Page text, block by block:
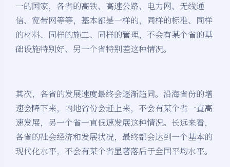
一的国家，各省的高铁、高速公路、电力网、无线通
信、宽带网等等，基本都是一样的，同样的标准、同样
的材料、同样的施工、同样的管理，不会有某个省的基
础设施特别好、另一个省特别差这种情况。
其次，各省的发展速度最终会逐渐趋同。沿海省份的增
速会降下来，内地省份会赶上来，不会有某个省一直高
速发展，另一个省一直低速发展这种情况。长远来看，
各省的社会经济和发展状况，最终都会达到一个基本的
现代化水平，不会有某个省显著落后于全国平均水平。